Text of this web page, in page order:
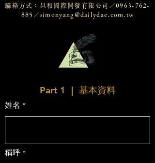
​聯絡方式：邑和國際開發有限公司／0963-762-
885／simonyang@dailydae.com.tw
Part 1 | 基本資料
姓名
稱呼